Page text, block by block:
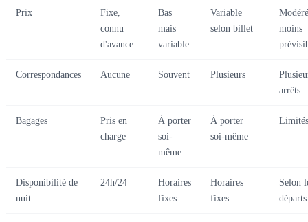
Prix
Fixe,
connu
d'avance
Bas
mais
variable
Variable
selon billet
moins
Correspondances Aucune Souvent Plusieurs
arrêts
Bagages
Pris en
charge
À porter
soi-
même
À porter
soi-même
Limités
Disponibilité de
nuit
24h/24
Horaires
fixes
Horaires
fixes
Selon
départs